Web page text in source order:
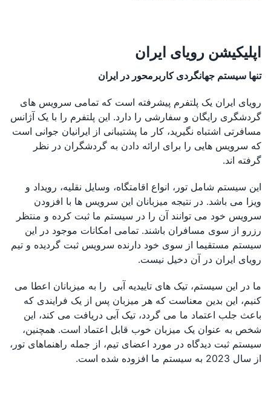
اپلیکیشن رویای ایران
تنها سیستم جهانگردی کاربرمحور در ایران
رویای ایران یک پلتفرم پیشرفته است که تمامی سرویس های
گردشگری رایگان و سفارشی را دارد. این پلتفرم را با یک آژانس
مسافرتی اشتباه نگیرید، کار ما پشتیبانی از ایرانیان جوانی است
که سرویس هایی را برای ارائه دادن به گردشگران در نظر
گرفته اند.
این سیستم شامل تور، انواع اقامتگاه، وسایل نقلیه، رویداد و
ویزا می باشد. در نتیجه میزبانان این سرویس ها با افزودن
سرویس خود می توانند آن را در سیستم ما ثبت کرده و منتظر
رزرو از سوی مسافران باشند. تمامی امکانات موجود در این
سیستم مستقیما از سوی خود دارنده سرویس ثبت گردیده و تیم
رویای ایران در آن دخیل نیست.
ما در این سیستم، تیک های تاییدیه آبی را به میزبانان اعطا می
کنیم، این بدین معناست که هر میزبان پس از یک فرایندی که
باعث جلب اعتماد ما می گردد، تیک آبی دریافت می کند، این
شخص به عنوان یک میزبان خوب قابل اعتماد است. همچنین،
سیستم ثبت دیدگاه در مورد اعضای تیم، از جمله راهنماهای تور،
از سال 2023 به سیستم ما افزوده شده است.